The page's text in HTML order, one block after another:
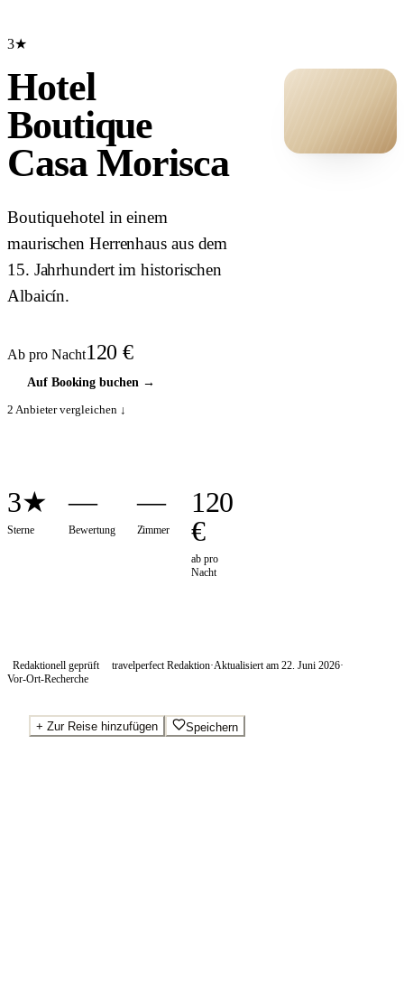
3★
Hotel
Boutique
Casa Morisca
Boutiquehotel in einem
maurischen Herrenhaus aus dem
15. Jahrhundert im historischen
Albaicín.
Ab pro Nacht120 €
Auf Booking buchen→
2 Anbieter vergleichen ↓
3★
Sterne
—
Bewertung
—
Zimmer
120
€
ab pro
Nacht
Redaktionell geprüft travelperfect Redaktion·Aktualisiert am 22. Juni 2026·
Vor-Ort-Recherche
+ Zur Reise hinzufügen Speichern